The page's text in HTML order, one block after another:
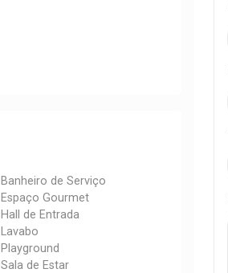
Banheiro de Serviço
Espaço Gourmet
Hall de Entrada
Lavabo
Playground
Sala de Estar